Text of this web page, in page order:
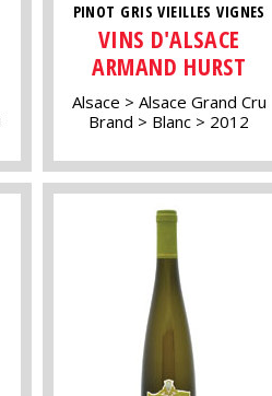
PINOT GRIS VIEILLES VIGNES
VINS D'ALSACE
ARMAND HURST
Alsace
Alsace Grand Cru
Brand
Blanc 2012